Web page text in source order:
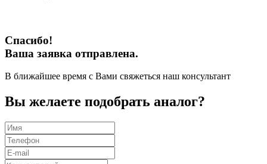
Спасибо!
Ваша заявка отправлена.
В ближайшее время с Вами свяжеться наш консультант
Вы желаете подобрать аналог?